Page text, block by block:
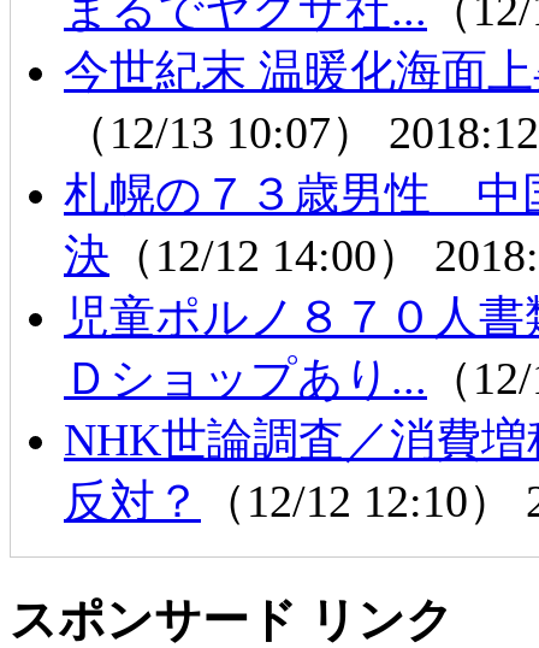
今世紀末 温暖化海面
（12/13 10:07）
札幌の７３歳男性 中
決 （12/12 14:00）
児童ポルノ８７０人
Ｄショップあり... （
NHK世論調査／消費
反対？
（12/12 12:10）
スポンサード リンク